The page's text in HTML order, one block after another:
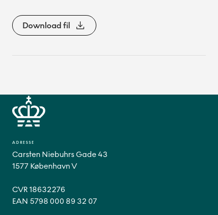
Download fil
ADRESSE
Carsten Niebuhrs Gade 43
1577 København V
CVR 18632276
EAN 5798 000 89 32 07